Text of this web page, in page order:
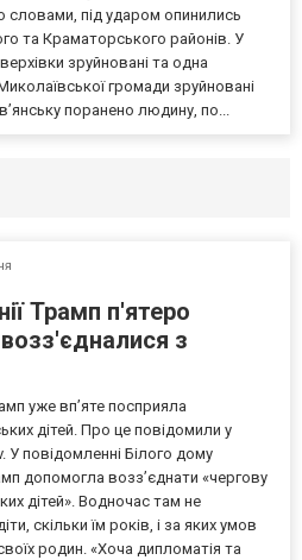
словами, під ударом опинились
та Краматорського районів. У
зруйновані та одна
громади зруйновані
поранено людину, по...
Трамп п'ятеро
возз'єдналися з
уже впʼяте посприяла
дітей. Про це повідомили у
У повідомленні Білого дому
допомогла возз’єднати «чергову
дітей». Водночас там не
скільки їм років, і за яких умов
родин. «Хоча дипломатія та